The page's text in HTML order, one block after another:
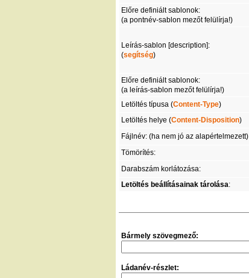
Előre definiált sablonok:
(a pontnév-sablon mezőt felülírja!)
Leírás-sablon [description]:
(segítség)
Előre definiált sablonok:
(a leírás-sablon mezőt felülírja!)
Letöltés típusa (Content-Type)
Letöltés helye (Content-Disposition)
Fájlnév: (ha nem jó az alapértelmezett)
Tömörítés:
Darabszám korlátozása:
Letöltés beállításainak tárolása:
Bármely szövegmező:
Ládanév-részlet: